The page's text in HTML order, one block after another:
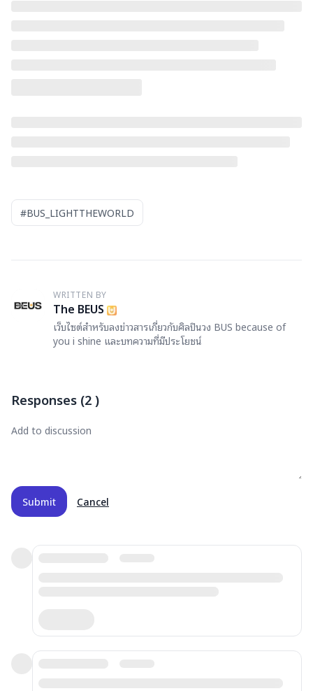
#BUS_LIGHTTHEWORLD
T
WRITTEN BY
The BEUS
เว็บไซต์สำหรับลงข่าวสารเกี่ยวกับศิลปินวง BUS because of
you i shine และบทความที่มีประโยชน์
Responses (2)
Submit Cancel